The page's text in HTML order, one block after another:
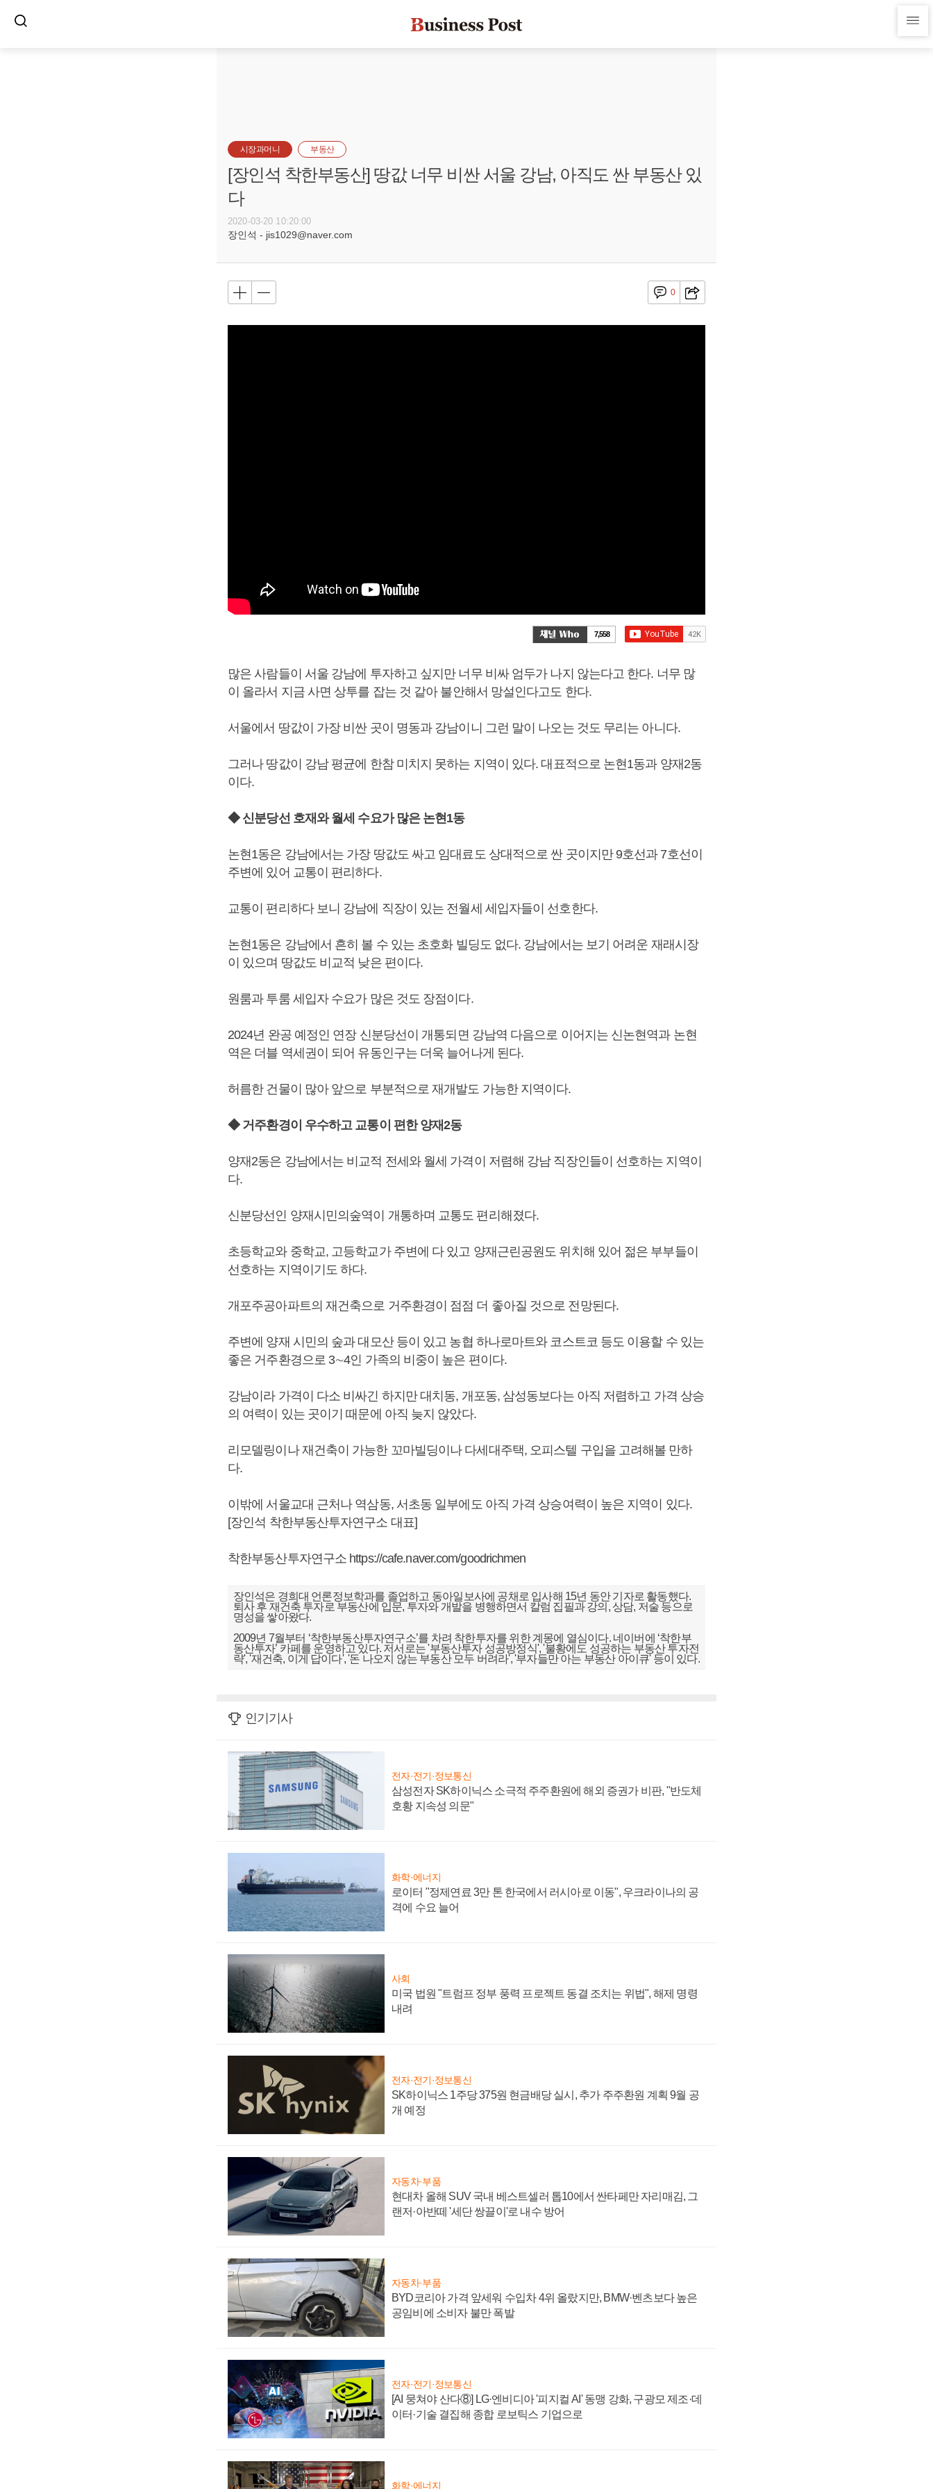
시장과머니 부동산
[장인석 착한부동산] 땅값 너무 비싼 서울 강남, 아직도 싼 부동산 있
다
2020-03-20 10:20:00
장인석 - jis1029@naver.com
0
7,558
많은 사람들이 서울 강남에 투자하고 싶지만 너무 비싸 엄두가 나지 않는다고 한다. 너무 많
이 올라서 지금 사면 상투를 잡는 것 같아 불안해서 망설인다고도 한다.
서울에서 땅값이 가장 비싼 곳이 명동과 강남이니 그런 말이 나오는 것도 무리는 아니다.
그러나 땅값이 강남 평균에 한참 미치지 못하는 지역이 있다. 대표적으로 논현1동과 양재2동
이다.
◆ 신분당선 호재와 월세 수요가 많은 논현1동
논현1동은 강남에서는 가장 땅값도 싸고 임대료도 상대적으로 싼 곳이지만 9호선과 7호선이
주변에 있어 교통이 편리하다.
교통이 편리하다 보니 강남에 직장이 있는 전월세 세입자들이 선호한다.
논현1동은 강남에서 흔히 볼 수 있는 초호화 빌딩도 없다. 강남에서는 보기 어려운 재래시장
이 있으며 땅값도 비교적 낮은 편이다.
원룸과 투룸 세입자 수요가 많은 것도 장점이다.
2024년 완공 예정인 연장 신분당선이 개통되면 강남역 다음으로 이어지는 신논현역과 논현
역은 더블 역세권이 되어 유동인구는 더욱 늘어나게 된다.
허름한 건물이 많아 앞으로 부분적으로 재개발도 가능한 지역이다.
◆ 거주환경이 우수하고 교통이 편한 양재2동
양재2동은 강남에서는 비교적 전세와 월세 가격이 저렴해 강남 직장인들이 선호하는 지역이
다.
신분당선인 양재시민의숲역이 개통하며 교통도 편리해졌다.
초등학교와 중학교, 고등학교가 주변에 다 있고 양재근린공원도 위치해 있어 젊은 부부들이
선호하는 지역이기도 하다.
개포주공아파트의 재건축으로 거주환경이 점점 더 좋아질 것으로 전망된다.
주변에 양재 시민의 숲과 대모산 등이 있고 농협 하나로마트와 코스트코 등도 이용할 수 있는
좋은 거주환경으로 3∼4인 가족의 비중이 높은 편이다.
강남이라 가격이 다소 비싸긴 하지만 대치동, 개포동, 삼성동보다는 아직 저렴하고 가격 상승
의 여력이 있는 곳이기 때문에 아직 늦지 않았다.
리모델링이나 재건축이 가능한 꼬마빌딩이나 다세대주택, 오피스텔 구입을 고려해볼 만하
다.
이밖에 서울교대 근처나 역삼동, 서초동 일부에도 아직 가격 상승여력이 높은 지역이 있다.
[장인석 착한부동산투자연구소 대표]
착한부동산투자연구소 https://cafe.naver.com/goodrichmen
장인석은 경희대 언론정보학과를 졸업하고 동아일보사에 공채로 입사해 15년 동안 기자로 활동했다.
퇴사 후 재건축 투자로 부동산에 입문, 투자와 개발을 병행하면서 칼럼 집필과 강의, 상담, 저술 등으로
명성을 쌓아왔다.
2009년 7월부터 ‘착한부동산투자연구소’를 차려 착한투자를 위한 계몽에 열심이다. 네이버에 ‘착한부
동산투자’ 카페를 운영하고 있다. 저서로는 '부동산투자 성공방정식', '불황에도 성공하는 부동산 투자전
략', '재건축, 이게 답이다', '돈 나오지 않는 부동산 모두 버려라', '부자들만 아는 부동산 아이큐' 등이 있다.
인기기사
전자·전기·정보통신
삼성전자 SK하이닉스 소극적 주주환원에 해외 증권가 비판, "반도체
호황 지속성 의문"
화학·에너지
로이터 "정제연료 3만 톤 한국에서 러시아로 이동", 우크라이나의 공
격에 수요 늘어
사회
미국 법원 "트럼프 정부 풍력 프로젝트 동결 조치는 위법", 해제 명령
내려
전자·전기·정보통신
SK하이닉스 1주당 375원 현금배당 실시, 추가 주주환원 계획 9월 공
개 예정
자동차·부품
현대차 올해 SUV 국내 베스트셀러 톱10에서 싼타페만 자리매김, 그
랜저·아반떼 '세단 쌍끌이'로 내수 방어
자동차·부품
BYD코리아 가격 앞세워 수입차 4위 올랐지만, BMW·벤츠보다 높은
공임비에 소비자 불만 폭발
전자·전기·정보통신
[AI 뭉쳐야 산다⑧] LG·엔비디아 '피지컬 AI' 동맹 강화, 구광모 제조·데
이터·기술 결집해 종합 로보틱스 기업으로
화학·에너지